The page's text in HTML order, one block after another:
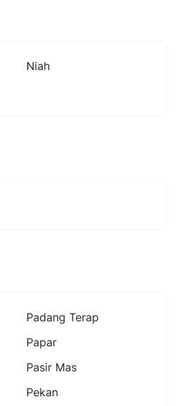
Niah
Padang Terap
Papar
Pasir Mas
Pekan